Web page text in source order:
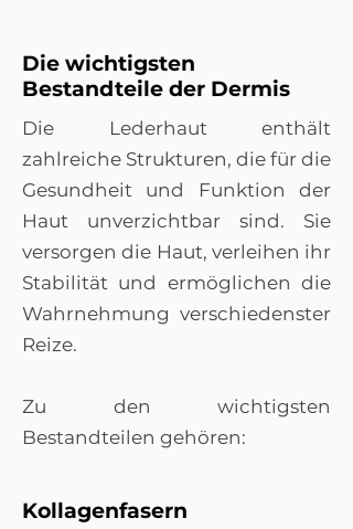
Die wichtigsten
Bestandteile der Dermis
Die Lederhaut enthält
zahlreiche Strukturen, die für die
Gesundheit und Funktion der
Haut unverzichtbar sind. Sie
versorgen die Haut, verleihen ihr
Stabilität und ermöglichen die
Wahrnehmung verschiedenster
Reize.
Zu den wichtigsten
Bestandteilen gehören:
Kollagenfasern